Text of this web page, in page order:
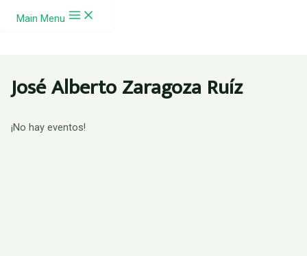
Ir al contenido
Main Menu
José Alberto Zaragoza Ruíz
¡No hay eventos!